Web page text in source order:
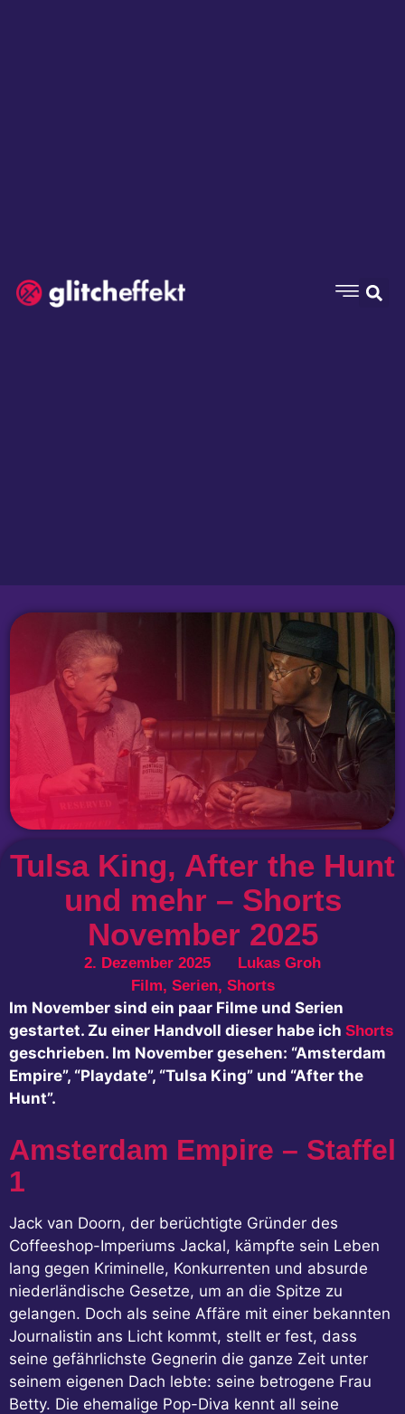
Tulsa King, After the Hunt
und mehr – Shorts
November 2025
2. Dezember 2025
Lukas Groh
Film, Serien, Shorts
Im November sind ein paar Filme und Serien
gestartet. Zu einer Handvoll dieser habe ich Shorts
geschrieben. Im November gesehen: “Amsterdam
Empire”, “Playdate”, “Tulsa King” und “After the
Hunt”.
Amsterdam Empire – Staffel
1
Jack van Doorn, der berüchtigte Gründer des
Coffeeshop-Imperiums Jackal, kämpfte sein Leben
lang gegen Kriminelle, Konkurrenten und absurde
niederländische Gesetze, um an die Spitze zu
gelangen. Doch als seine Affäre mit einer bekannten
Journalistin ans Licht kommt, stellt er fest, dass
seine gefährlichste Gegnerin die ganze Zeit unter
seinem eigenen Dach lebte: seine betrogene Frau
Betty. Die ehemalige Pop-Diva kennt all seine